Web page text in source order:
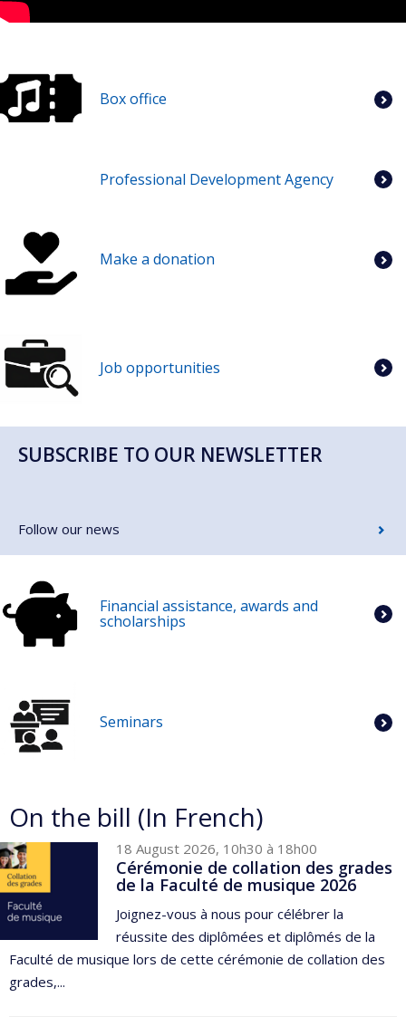
Box office
Professional Development Agency
Make a donation
Job opportunities
SUBSCRIBE TO OUR NEWSLETTER
Follow our news
Financial assistance, awards and
scholarships
Seminars
On the bill (In French)
18 August 2026, 10h30 à 18h00
Cérémonie de collation des grades
de la Faculté de musique 2026
Joignez-vous à nous pour célébrer la
réussite des diplômées et diplômés de la
Faculté de musique lors de cette cérémonie de collation des
grades,...